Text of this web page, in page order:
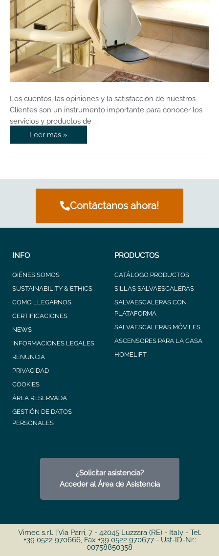
Los cuentos, las opiniones y la satisfacción de nuestros
Clientes son un instrumento importante para conocer los
servicios y productos de …
Leer más »
Contáctanos ahora!
INFO
QIÉNES SOMOS
SUSTAINABILITY & ETHICS
COMO LLEGARNOS
CERTIFICACIONES
NEWS
INFORMACIONES LEGALES
RENUNCIA
PRIVACIDAD
COOKIES
ÁREA RESERVADA
GESTIÓN DE DATOS
PERSONALES
PRODUCTOS
CATÁLOGO PRODUCTOS
SILLAS SALVAESCALERAS
SALVAESCALERAS CON
PLATAFORMA
SALVAESCALERAS MÓVILES
ASCENSORES PARA LA CASA
HOMELIFT
¿Solicitar asistencia?
Acceder al Área de Asistencia
Vimec s.r.l. | Via Parri, 7 - 42045 Luzzara (RE) - Italy - Tel.
+39 0522 970666, Fax +39 0522 970677 - Ust-ID-Nr.:
00758850358